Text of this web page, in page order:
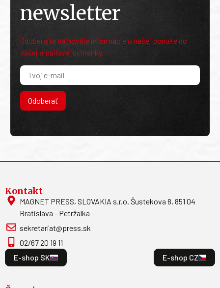
newsletter
Odoberajte najnovšie informácie o našej ponuke do
Vašej emailovej schránky.
Odoberať
Kontakt
MAGNET PRESS, SLOVAKIA s.r.o. Šustekova 8, 851 04
Bratislava - Petržalka
sekretariat@press.sk
02/67 20 19 11
E-shop SK
E-shop CZ